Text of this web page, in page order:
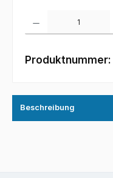
Produktnummer:
Beschreibung